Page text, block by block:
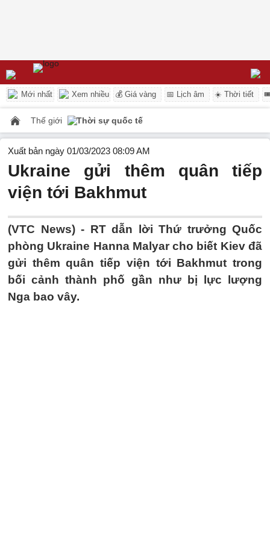
Mới nhất Xem nhiều 💰 Giá vàng 📅 Lịch âm ☀️ Thời tiết
Thế giới Thời sự quốc tế
Xuất bản ngày 01/03/2023 08:09 AM
Ukraine gửi thêm quân tiếp
viện tới Bakhmut
(VTC News) - RT dẫn lời Thứ trưởng Quốc
phòng Ukraine Hanna Malyar cho biết Kiev đã
gửi thêm quân tiếp viện tới Bakhmut trong
bối cảnh thành phố gần như bị lực lượng
Nga bao vây.